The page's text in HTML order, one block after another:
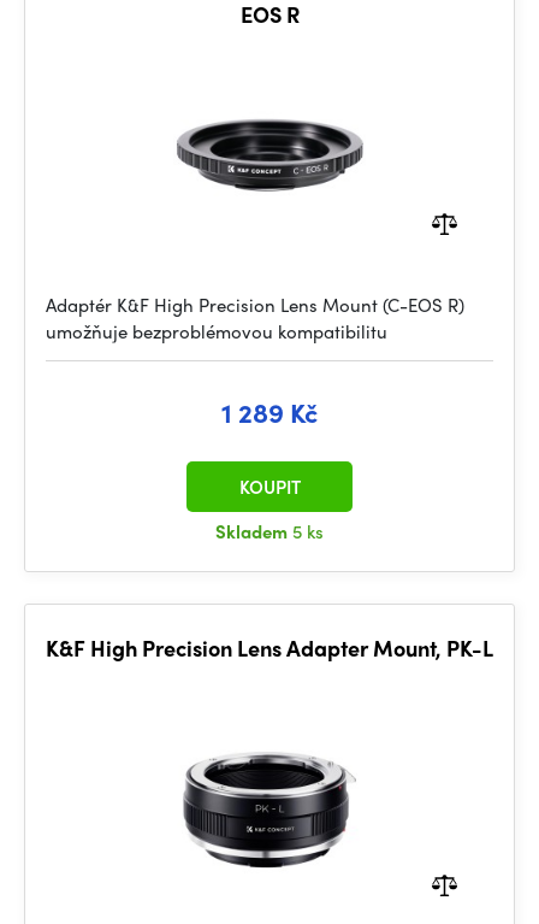
EOS R
Adaptér K&F High Precision Lens Mount (C-EOS R)
umožňuje bezproblémovou kompatibilitu
1 289 Kč
Skladem 5 ks
KOUPIT
K&F High Precision Lens Adapter Mount, PK-L